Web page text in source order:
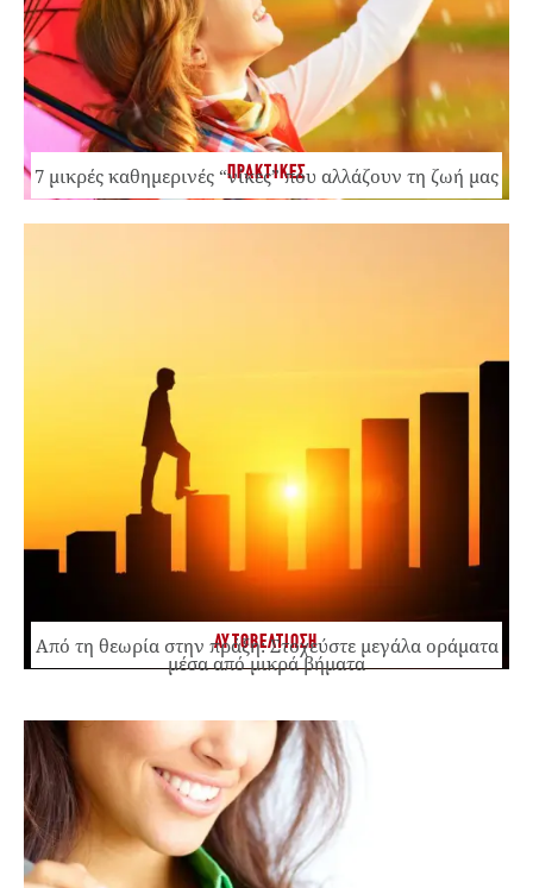
ΠΡΑΚΤΙΚΕΣ
7 μικρές καθημερινές “νίκες” που αλλάζουν τη ζωή μας
ΑΥΤΟΒΕΛΤΙΩΣΗ
Από τη θεωρία στην πράξη: Στοχεύστε μεγάλα οράματα
μέσα από μικρά βήματα